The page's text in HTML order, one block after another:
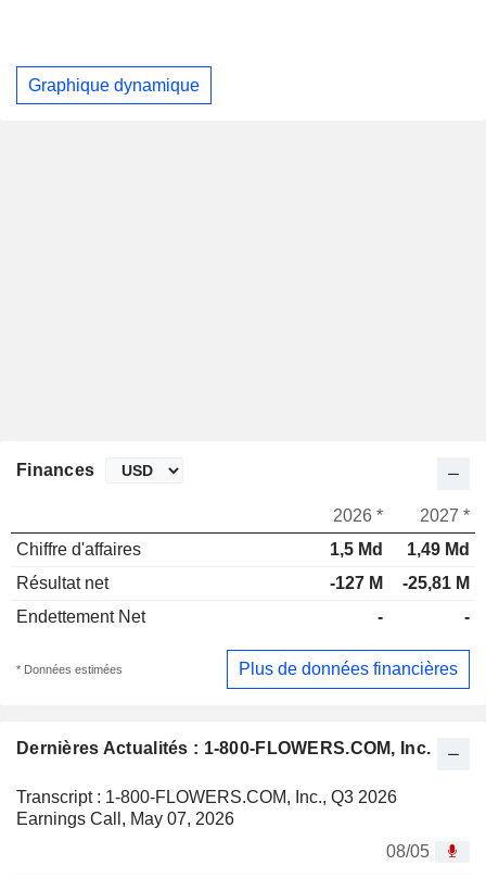
Graphique dynamique
Dernières Actualités : 1-800-FLOWERS.COM, Inc.
Transcript : 1-800-FLOWERS.COM, Inc., Q3 2026
Earnings Call, May 07, 2026
08/05
Finances
2026 *
2027 *
Chiffre d'affaires
1,5 Md
1,49 Md
Résultat net
-127 M
-25,81 M
Endettement Net
- -
* Données estimées Plus de données financières